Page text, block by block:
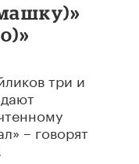
три и
– говорят